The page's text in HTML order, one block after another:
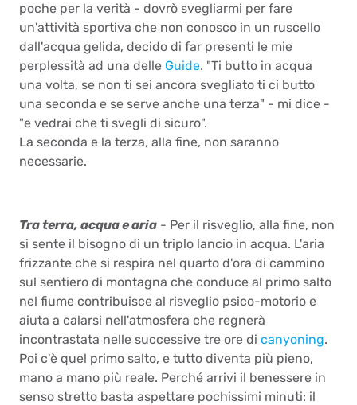
poche per la verità - dovrò svegliarmi per fare
un'attività sportiva che non conosco in un ruscello
dall'acqua gelida, decido di far presenti le mie
perplessità ad una delle Guide. "Ti butto in acqua
una volta, se non ti sei ancora svegliato ti ci butto
una seconda e se serve anche una terza" - mi dice -
"e vedrai che ti svegli di sicuro".
La seconda e la terza, alla fine, non saranno
necessarie.
Tra terra, acqua e aria - Per il risveglio, alla fine, non
si sente il bisogno di un triplo lancio in acqua. L'aria
frizzante che si respira nel quarto d'ora di cammino
sul sentiero di montagna che conduce al primo salto
nel fiume contribuisce al risveglio psico-motorio e
aiuta a calarsi nell'atmosfera che regnerà
incontrastata nelle successive tre ore di canyoning.
Poi c'è quel primo salto, e tutto diventa più pieno,
mano a mano più reale. Perché arrivi il benessere in
senso stretto basta aspettare pochissimi minuti: il